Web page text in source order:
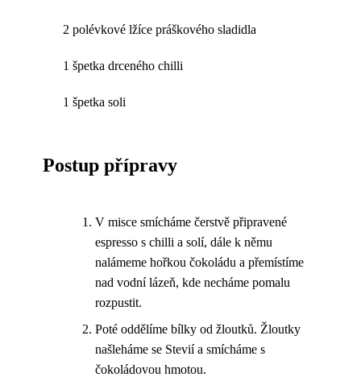
2 polévkové lžíce práškového sladidla
1 špetka drceného chilli
1 špetka soli
Postup přípravy
V misce smícháme čerstvě připravené
espresso s chilli a solí, dále k němu
nalámeme hořkou čokoládu a přemístíme
nad vodní lázeň, kde necháme pomalu
rozpustit.
Poté oddělíme bílky od žloutků. Žloutky
našleháme se Stevií a smícháme s
čokoládovou hmotou.